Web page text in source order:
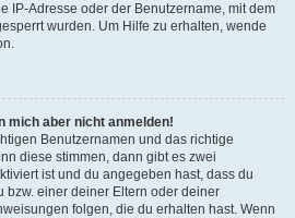
IP-Adresse oder der Benutzername, mit dem
wurden. Um Hilfe zu erhalten, wende
mich aber nicht anmelden!
Benutzernamen und das richtige
diese stimmen, dann gibt es zwei
ist und du angegeben hast, dass du
bzw. einer deiner Eltern oder deiner
folgen, die du erhalten hast. Wenn